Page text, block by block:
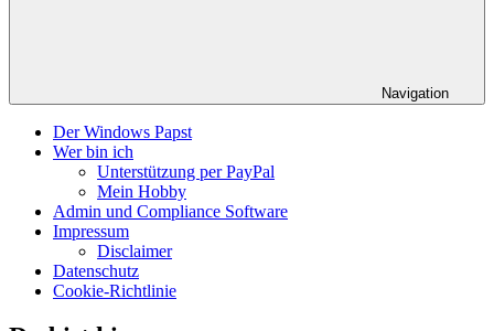
Navigation
Der Windows Papst
Wer bin ich
Unterstützung per PayPal
Mein Hobby
Admin und Compliance Software
Impressum
Disclaimer
Datenschutz
Cookie-Richtlinie